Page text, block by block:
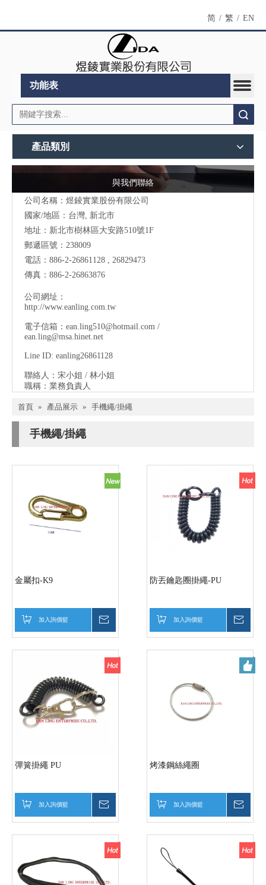
简 / 繁 / EN
功能表
產品類別
與我們聯絡
公司名稱：煜錂實業股份有限公司
國家/地區：台灣, 新北市
地址： 新北市樹林區大安路510號1F
郵遞區號：238009
電話：886-2-26861128 , 26829473
傳真：886-2-26863876
公司網址：
http://www.eanling.com.tw
電子信箱： ean.ling510@hotmail.com /
ean.ling@msa.hinet.net
Line ID: eanling26861128
聯絡人：宋小姐 / 林小姐
職稱：業務負責人
首頁 » 產品展示 » 手機繩/掛繩
手機繩/掛繩
金屬扣-K9
加入詢價籃
防丟鑰匙圈掛繩-PU
加入詢價籃
彈簧掛繩 PU
加入詢價籃
烤漆鋼絲繩圈
加入詢價籃